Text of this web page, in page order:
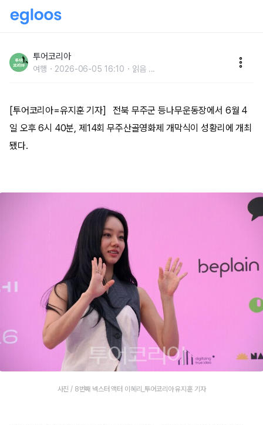
스트 액터’ 선정, 특별 공연으로 화려한 출발
투어코리아
여행 2026-06-05 16:10 읽음 ...
[투어코리아=유지훈 기자] 전북 무주군 등나무운동장에서 6월 4
일 오후 6시 40분, 제14회 무주산골영화제 개막식이 성황리에 개최
됐다.
사진 / 8번째 넥스터 액터 이혜리_투어코리아 유지훈 기자